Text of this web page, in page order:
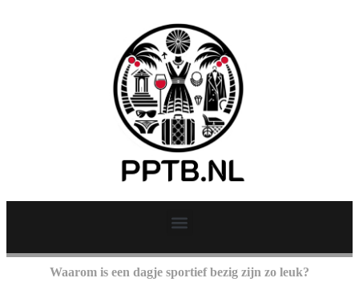
Waarom is een dagje sportief bezig zijn zo leuk?